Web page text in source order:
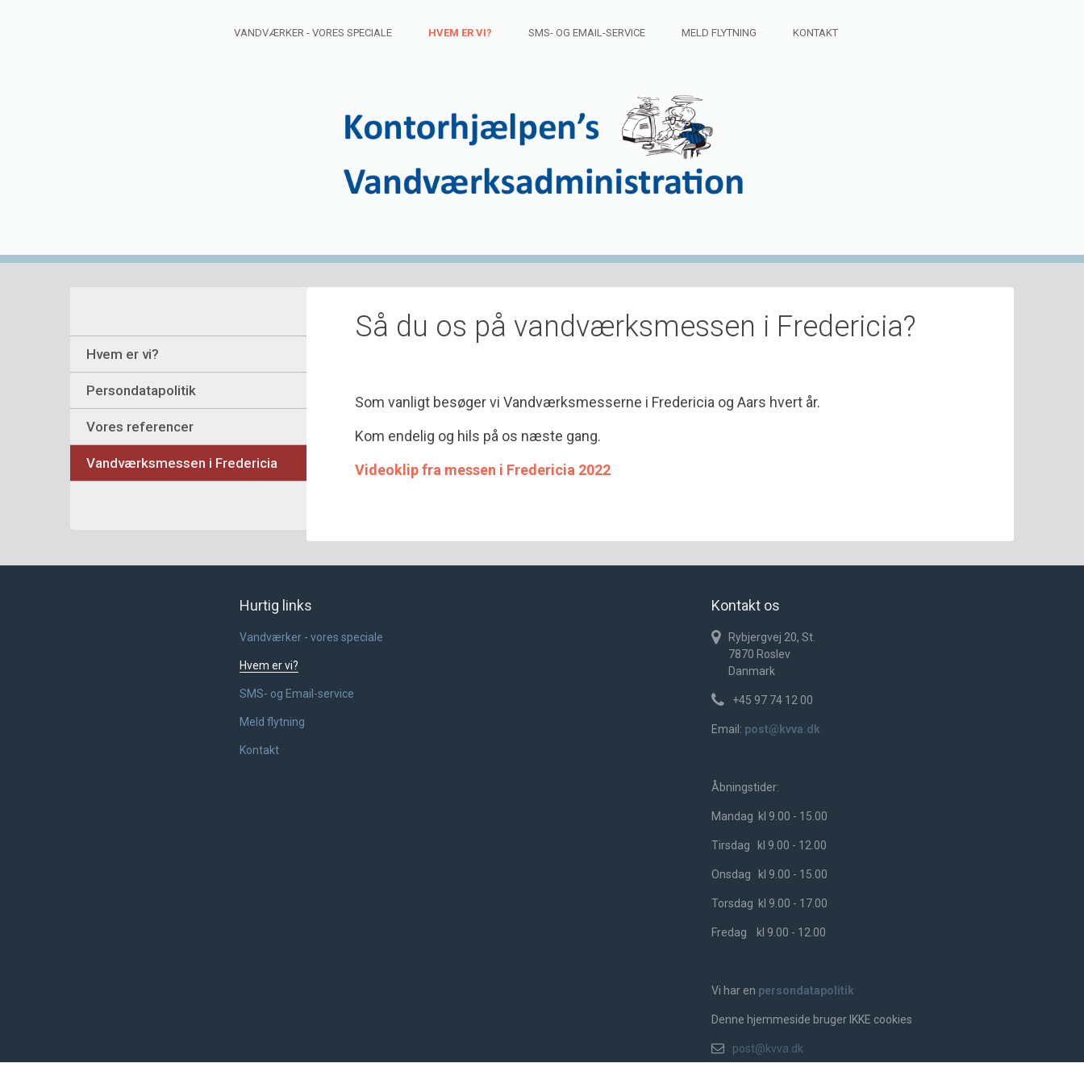
VANDVÆRKER - VORES SPECIALE HVEM ER VI? SMS- OG EMAIL-SERVICE MELD FLYTNING KONTAKT
Hvem er vi?
Persondatapolitik
Vores referencer
Vandværksmessen i Fredericia
Så du os på vandværksmessen i Fredericia?
Som vanligt besøger vi Vandværksmesserne i Fredericia og Aars hvert år.
Kom endelig og hils på os næste gang.
Videoklip fra messen i Fredericia 2022
Hurtig links
Vandværker - vores speciale
Hvem er vi?
SMS- og Email-service
Meld flytning
Kontakt
Kontakt os
Rybjergvej 20, St.
7870 Roslev
Danmark
+45 97 74 12 00
Email: post@kvva.dk
Åbningstider:
Mandag kl 9.00 - 15.00
Tirsdag kl 9.00 - 12.00
Onsdag kl 9.00 - 15.00
Torsdag kl 9.00 - 17.00
Fredag kl 9.00 - 12.00
Vi har en persondatapolitik
Denne hjemmeside bruger IKKE cookies
post@kvva.dk